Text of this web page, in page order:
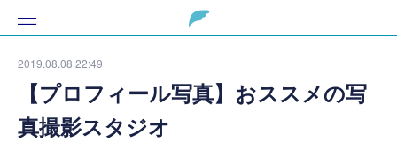
2019.08.08 22:49
【プロフィール写真】おススメの写
真撮影スタジオ